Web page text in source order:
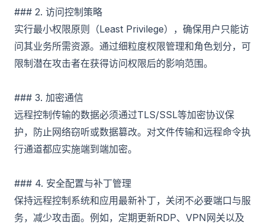
### 2. 访问控制策略
实行最小权限原则（Least Privilege），确保用户只能访
问其业务所需资源。通过细粒度权限管理和角色划分，可
限制潜在攻击者在获得访问权限后的影响范围。
### 3. 加密通信
远程控制传输的数据必须通过TLS/SSL等加密协议保
护，防止网络窃听或数据篡改。对文件传输和远程命令执
行通道都应实施端到端加密。
### 4. 安全配置与补丁管理
保持远程控制系统和应用最新补丁，关闭不必要端口与服
务，减少攻击面。例如，定期更新RDP、VPN网关以及